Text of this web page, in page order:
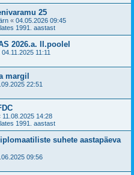
25
« 04.05.2026 09:45
1991. aastast
2026.a. II.poolel
04.11.2025 11:11
margil
22:51
11.08.2025 14:28
1991. aastast
suhete aastapäeva
09:56